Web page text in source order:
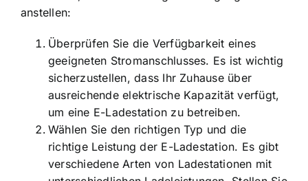
anstellen:
Überprüfen Sie die Verfügbarkeit eines
geeigneten Stromanschlusses. Es ist wichtig
sicherzustellen, dass Ihr Zuhause über
ausreichende elektrische Kapazität verfügt,
um eine E-Ladestation zu betreiben.
Wählen Sie den richtigen Typ und die
richtige Leistung der E-Ladestation. Es gibt
verschiedene Arten von Ladestationen mit